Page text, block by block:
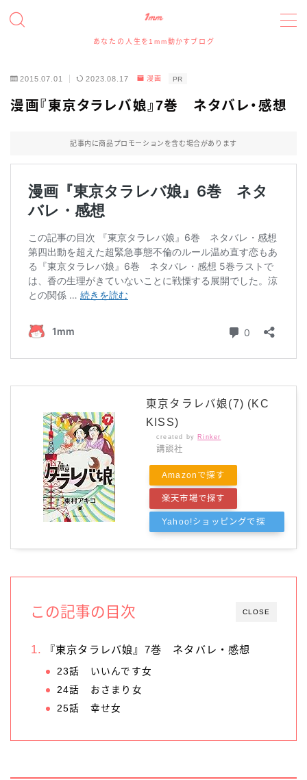
あなたの人生を1mm動かすブログ
ストの依頼について
イラスト・デザイン実績事例
スポンサー、記事寄稿、記事広告、レビュー等のご依
頼について
お問い合わせフォーム
2015.07.01 2023.08.17 漫画 PR
漫画『東京タラレバ娘』7巻 ネタバレ・感想
記事内に商品プロモーションを含む場合があります
東京タラレバ娘(7) (KC
KISS)
created by Rinker
講談社
Amazonで探す
楽天市場で探す
Yahoo!ショッピングで探
CLOSE
この記事の目次
『東京タラレバ娘』7巻 ネタバレ・感想
23話 いいんです女
24話 おさまり女
25話 幸せ女